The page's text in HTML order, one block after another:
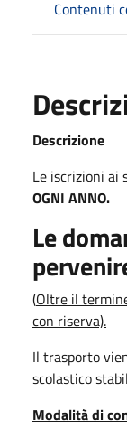
Contenuti
Descrizione
Le iscrizioni ai
OGNI ANNO.
Le
(Oltre il
con riserva).
Il trasporto
scolastico
Modalità di